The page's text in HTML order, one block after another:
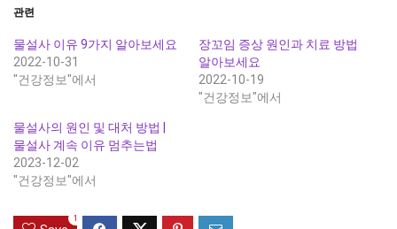
관련
물설사 이유 9가지 알아보세요
2022-10-31
"건강정보"에서
장꼬임 증상 원인과 치료 방법
알아보세요
2022-10-19
"건강정보"에서
물설사의 원인 및 대처 방법 |
물설사 계속 이유 멈추는법
2023-12-02
"건강정보"에서
1